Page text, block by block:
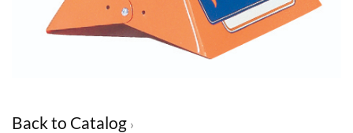
Back to Catalog